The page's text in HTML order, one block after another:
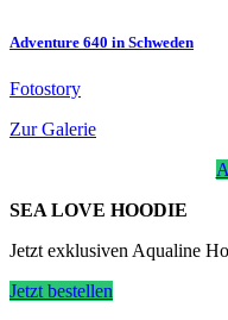
Adventure 640 in Schweden
Fotostory
Zur Galerie
SEA LOVE HOODIE
Jetzt exklusiven Aqualine
Jetzt bestellen